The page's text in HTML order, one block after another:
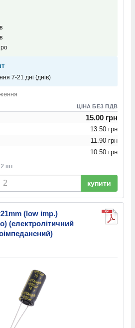
7-21 дні (днів)
ЦІНА БЕЗ ПДВ
15.00 грн
13.50 грн
11.90 грн
10.50 грн
2 шт
купити
(low imp.)
(електролітичний